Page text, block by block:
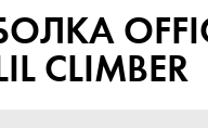
CLIMBER